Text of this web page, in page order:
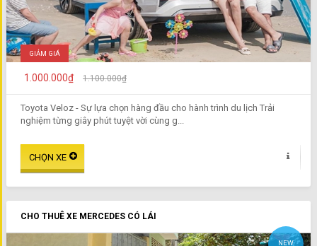
GIẢM GIÁ
1.000.000₫ 1.100.000₫
Toyota Veloz - Sự lựa chọn hàng đầu cho hành trình du lịch Trải
nghiệm từng giây phút tuyệt vời cùng g...
CHO THUÊ XE MERCEDES CÓ LÁI
NEW